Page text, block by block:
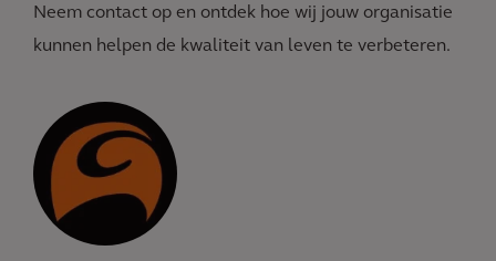
Neem contact op en ontdek hoe wij jouw organisatie
kunnen helpen de kwaliteit van leven te verbeteren.